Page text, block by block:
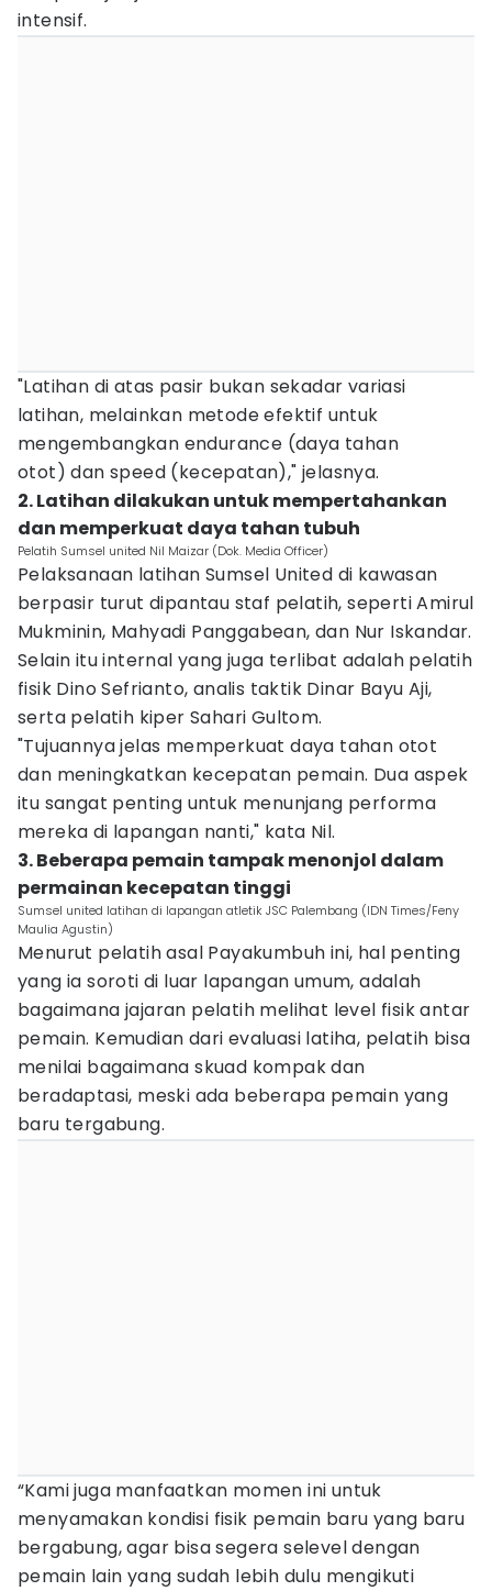
intensif.
"Latihan di atas pasir bukan sekadar variasi
latihan, melainkan metode efektif untuk
mengembangkan endurance (daya tahan
otot) dan speed (kecepatan)," jelasnya.
2. Latihan dilakukan untuk mempertahankan
dan memperkuat daya tahan tubuh
Pelatih Sumsel united Nil Maizar (Dok. Media Officer)
Pelaksanaan latihan Sumsel United di kawasan
berpasir turut dipantau staf pelatih, seperti Amirul
Mukminin, Mahyadi Panggabean, dan Nur Iskandar.
Selain itu internal yang juga terlibat adalah pelatih
fisik Dino Sefrianto, analis taktik Dinar Bayu Aji,
serta pelatih kiper Sahari Gultom.
"Tujuannya jelas memperkuat daya tahan otot
dan meningkatkan kecepatan pemain. Dua aspek
itu sangat penting untuk menunjang performa
mereka di lapangan nanti," kata Nil.
3. Beberapa pemain tampak menonjol dalam
permainan kecepatan tinggi
Sumsel united latihan di lapangan atletik JSC Palembang (IDN Times/Feny
Maulia Agustin)
Menurut pelatih asal Payakumbuh ini, hal penting
yang ia soroti di luar lapangan umum, adalah
bagaimana jajaran pelatih melihat level fisik antar
pemain. Kemudian dari evaluasi latiha, pelatih bisa
menilai bagaimana skuad kompak dan
beradaptasi, meski ada beberapa pemain yang
baru tergabung.
“Kami juga manfaatkan momen ini untuk
menyamakan kondisi fisik pemain baru yang baru
bergabung, agar bisa segera selevel dengan
pemain lain yang sudah lebih dulu mengikuti